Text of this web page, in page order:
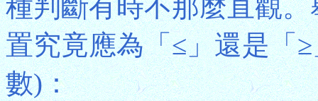
種判斷有時不那麼直觀
置究竟應為「≤」還是「
數)：